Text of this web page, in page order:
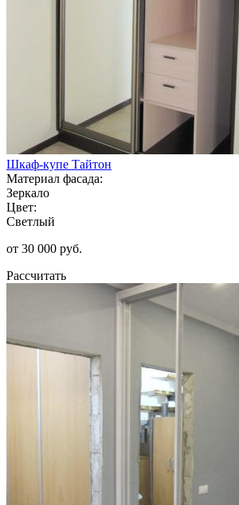
Шкаф-купе Тайтон
Материал фасада:
Зеркало
Цвет:
Светлый
от 30 000 руб.
Рассчитать